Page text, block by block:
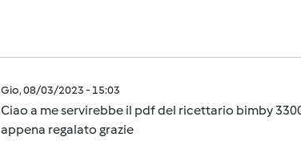
Gio, 08/03/2023 - 15:03
Ciao a me servirebbe il pdf del ricettario bimby
appena regalato grazie